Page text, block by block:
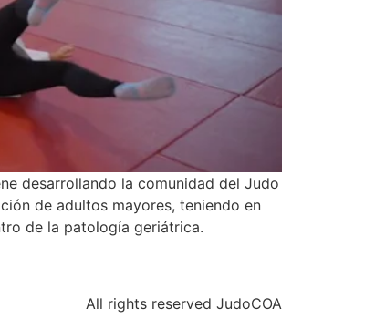
desarrollando la comunidad del Judo
de adultos mayores, teniendo en
de la patología geriátrica.
All rights reserved JudoCOA